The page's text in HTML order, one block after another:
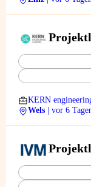
KERN
Wels
| vor 6